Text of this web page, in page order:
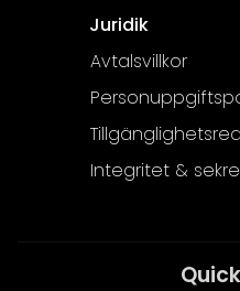
Juridik
Avtalsvillkor
Integritet &